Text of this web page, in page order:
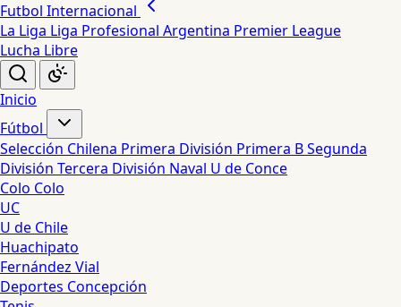
Futbol Internacional
La Liga Liga Profesional Argentina Premier League
Lucha Libre
Inicio
Fútbol
Selección Chilena Primera División Primera BSegunda
División Tercera División Naval U de Conce
Colo Colo
UC
U de Chile
Huachipato
Fernández Vial
Deportes Concepción